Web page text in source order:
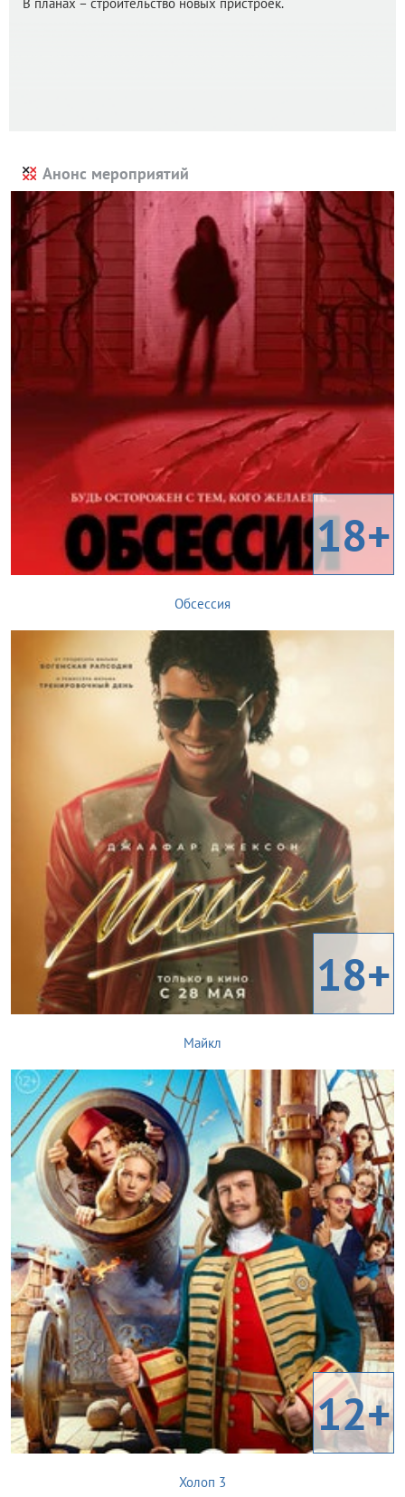
Анонс мероприятий
18+
Обсессия
18+
Майкл
12+
Холоп 3